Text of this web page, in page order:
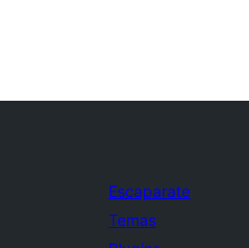
Escaparate
Temas